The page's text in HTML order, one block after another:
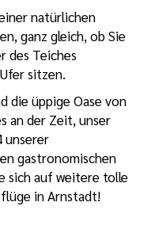
natürlichen
ganz gleich, ob Sie
des Teiches
sitzen.
die üppige Oase von
an der Zeit, unser
unserer
gastronomischen
sich auf weitere tolle
in Arnstadt!